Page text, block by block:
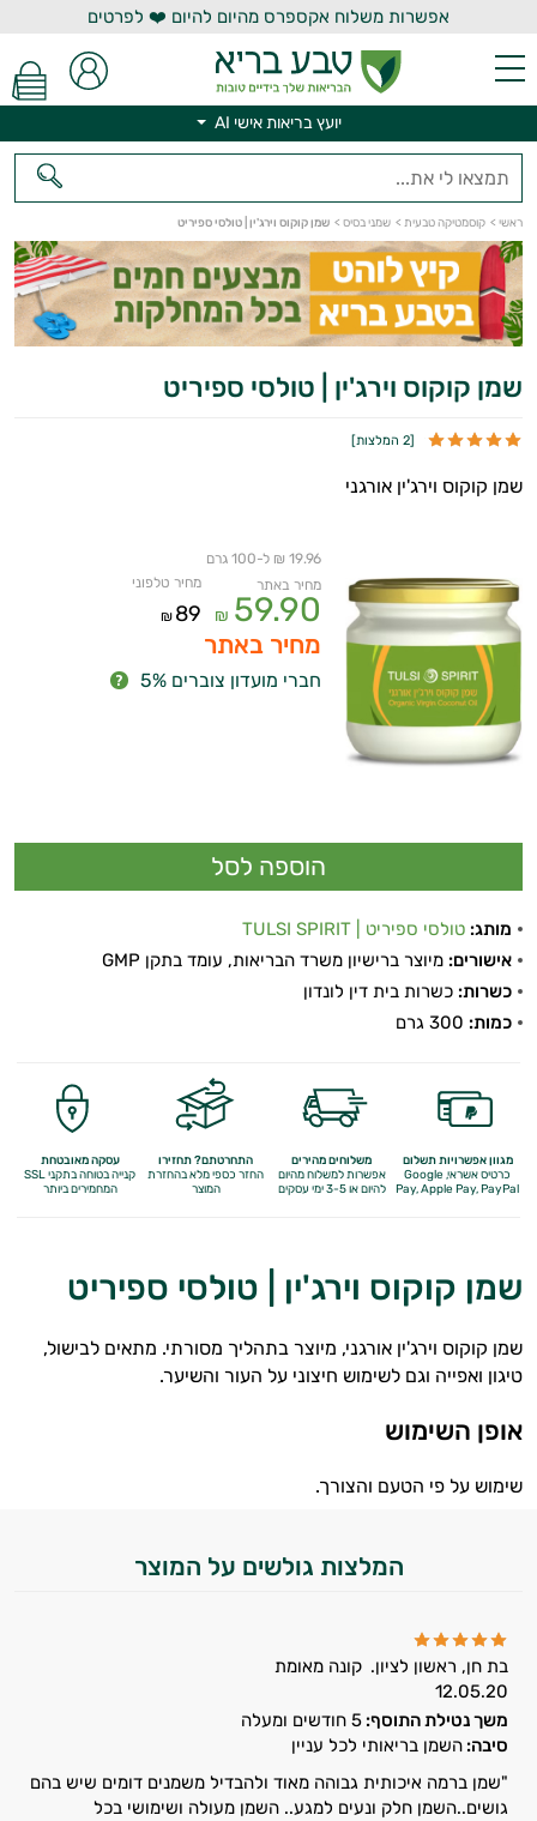
אפשרות משלוח אקספרס מהיום להיום ❤️ לפרטים
יועץ בריאות אישי AI
ראשי > קוסמטיקה טבעית > שמני בסיס > שמן קוקוס וירג'ין | טולסי ספיריט
אנטי
אייג'ינג
טיפוח
הפנים
מעבר
ליופי
שמן קוקוס וירג'ין | טולסי ספיריט
[2 המלצות ]
שמן קוקוס וירג'ין אורגני
19.96 ₪ ל-100 גרם
מחיר באתר
59.90
₪
מחיר טלפוני
89
₪
מחיר באתר
חברי מועדון צוברים 5%
מותג: טולסי ספיריט | TULSI SPIRIT
אישורים: מיוצר ברישיון משרד הבריאות, עומד בתקן GMP
כשרות: כשרות בית דין לונדון
כמות:
מגוון אפשרויות תשלום
כרטיס אשראי, Google
Pay,Apple Pay, PayPal
משלוחים מהירים
אפשרות למשלוח מהיום
להיום או 3-5 ימי עסקים
התחרטתם? תחזירו
החזר כספי מלאבהחזרת
המוצר
עסקה מאובטחת
קנייה בטוחה בתקני SSL
המחמירים ביותר
שמן קוקוס וירג'ין | טולסי ספיריט
שמן קוקוס וירג'ין אורגני, מיוצר בתהליך מסורתי. מתאים לבישול,
טיגון ואפייה וגם לשימוש חיצוני על העור והשיער.
אופן השימוש
שימוש על פי הטעם והצורך.
המלצות גולשים על המוצר
בת חן, ראשון לציון. קונה מאומת
12.05.20
משך נטילת התוסף: 5 חודשים ומעלה
סיבה: השמן בריאותי לכל עניין
"שמן ברמה איכותית גבוהה מאוד ולהבדיל משמנים דומים שיש בהם
גושים..השמן חלק ונעים למגע.. השמן מעולה ושימושי בכל
יועץ בריאות אישי AI